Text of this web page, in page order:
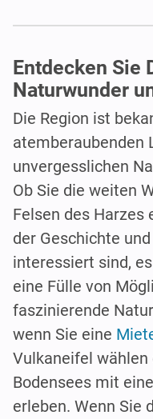
Entdecken Sie
Naturwunder
Die Region ist
atemberaubenden
unvergesslichen
Ob Sie die weiten
Felsen des Harzes
der Geschichte
interessiert sind,
eine Fülle von
faszinierende
wenn Sie eine
Vulkaneifel wählen
Bodensees mit
erleben. Wenn Sie